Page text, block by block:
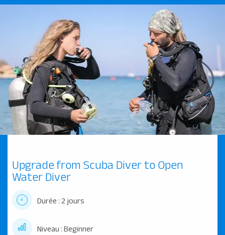
Upgrade from Scuba Diver to Open
Water Diver
Durée : 2 jours
Niveau : Beginner